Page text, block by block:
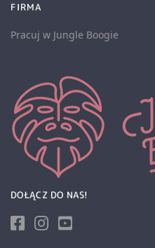
FIRMA
Pracuj w Jungle Boogie
DOŁĄCZ DO NAS!